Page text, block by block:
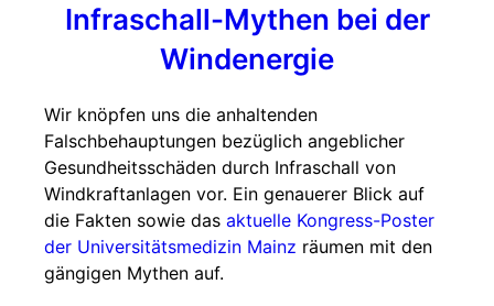
Infraschall-Mythen bei der
Windenergie
Wir knöpfen uns die anhaltenden
Falschbehauptungen bezüglich angeblicher
Gesundheitsschäden durch Infraschall von
Windkraftanlagen vor. Ein genauerer Blick auf
die Fakten sowie das aktuelle Kongress-Poster
der Universitätsmedizin Mainz räumen mit den
gängigen Mythen auf.